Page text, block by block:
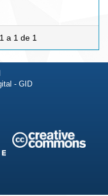
a 1 de 1
- GID